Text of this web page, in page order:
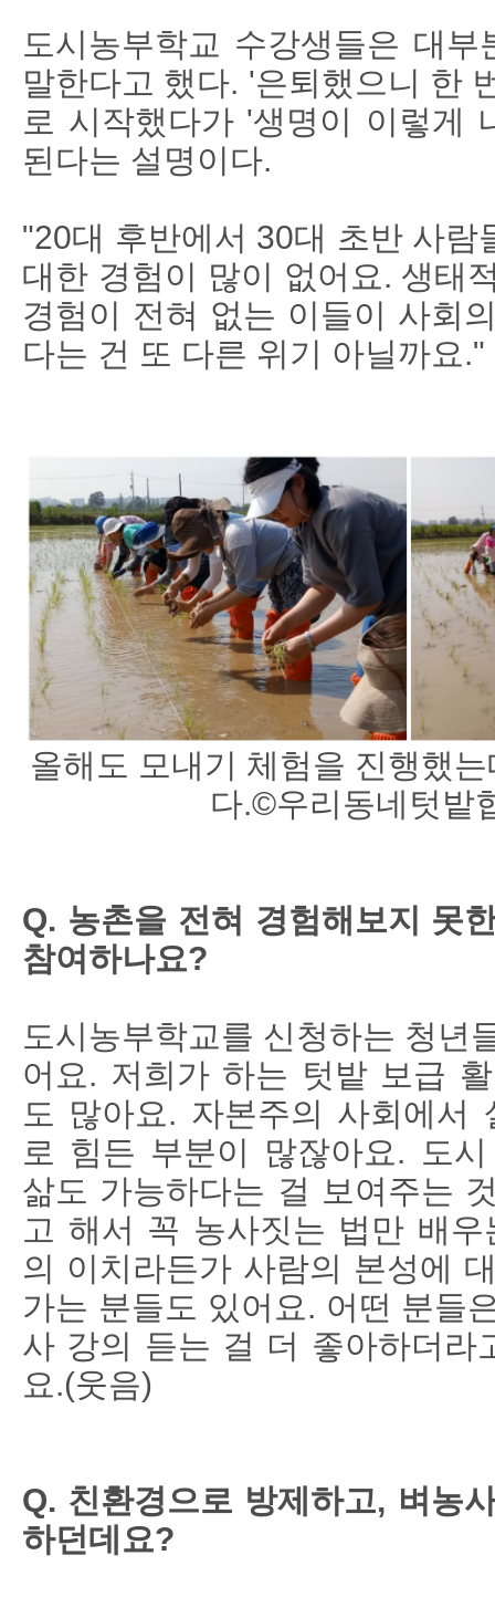
도시농부학교 수강생들은 대
말한다고 했다. '은퇴했으니 한
로 시작했다가 '생명이 이렇게
된다는 설명이다.
"20대 후반에서 30대 초반 사람
대한 경험이 많이 없어요. 생태
경험이 전혀 없는 이들이 사회
다는 건 또 다른 위기 아닐까요."
올해도 모내기 체험을 진행했
다.©우리동네텃밭
Q. 농촌을 전혀 경험해보지 못
참여하나요?
도시농부학교를 신청하는 청년
어요. 저희가 하는 텃밭 보급
도 많아요. 자본주의 사회에서
로 힘든 부분이 많잖아요. 도
삶도 가능하다는 걸 보여주는
고 해서 꼭 농사짓는 법만 배
의 이치라든가 사람의 본성에
가는 분들도 있어요. 어떤 분들
사 강의 듣는 걸 더 좋아하더라
요.(웃음)
Q. 친환경으로 방제하고, 벼농
하던데요?